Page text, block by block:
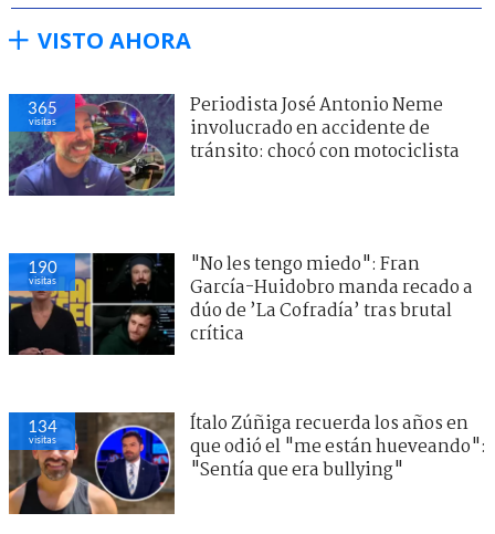
VISTO AHORA
365
visitas
Periodista José Antonio Neme
involucrado en accidente de
tránsito: chocó con motociclista
190
visitas
"No les tengo miedo": Fran
García-Huidobro manda recado a
dúo de ’La Cofradía’ tras brutal
crítica
134
visitas
Ítalo Zúñiga recuerda los años en
que odió el "me están hueveando":
"Sentía que era bullying"